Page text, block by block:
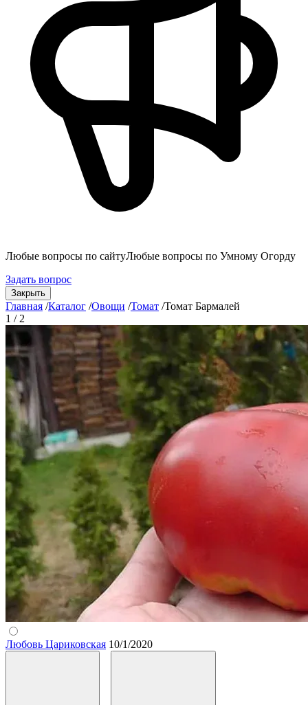
Любые вопросы по сайтуЛюбые вопросы по Умному Огорду
Задать вопрос
Закрыть
Главная /Каталог /Овощи /Томат /Томат Бармалей
1 / 2
Любовь Цариковская 10/1/2020